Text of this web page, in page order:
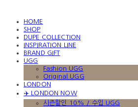
HOME
SHOP
DUPE COLLECTION
INSPIRATION LINE
BRAND GIFT
UGG
Fashion UGG
Original UGG
LONDON
✈️ LONDON NOW
시즌할인 10% / 수입 UGG